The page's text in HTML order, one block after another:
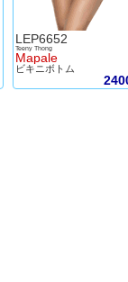
LEP6652
Teeny Thong
Mapale
ビキニボトム